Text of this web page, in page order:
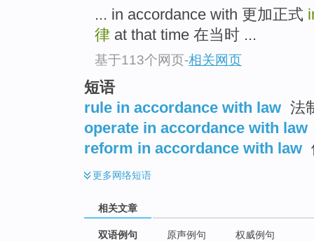
... in accordance with 更加正式
律 at that time 在当时 ...
基于113个网页-相关网页
短语
rule in accordance with law 法
operate in accordance with law
reform in accordance with law
更多网络短语
相关文章
双语例句 原声例句 权威例句